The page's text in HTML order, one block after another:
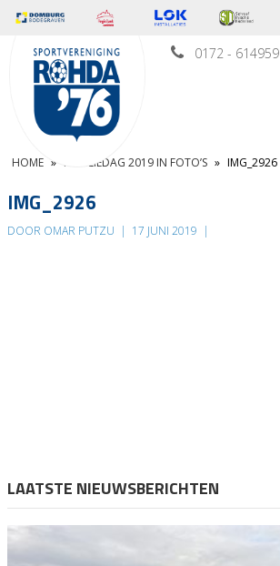
0172 - 614959
HOME » FAMILIEDAG 2019 IN FOTO’S » IMG_2926
IMG_2926
DOOR OMAR PUTZU | 17 JUNI 2019 |
LAATSTE NIEUWSBERICHTEN